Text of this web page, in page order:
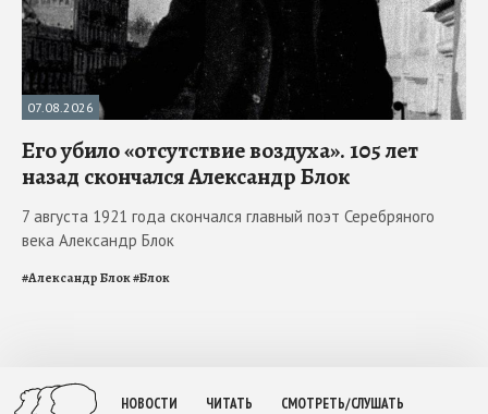
07.08.2026
Его убило «отсутствие воздуха». 105 лет
назад скончался Александр Блок
7 августа 1921 года скончался главный поэт Серебряного
века Александр Блок
#Александр Блок#Блок
НОВОСТИ ЧИТАТЬ
СМОТРЕТЬ/СЛУШАТЬ